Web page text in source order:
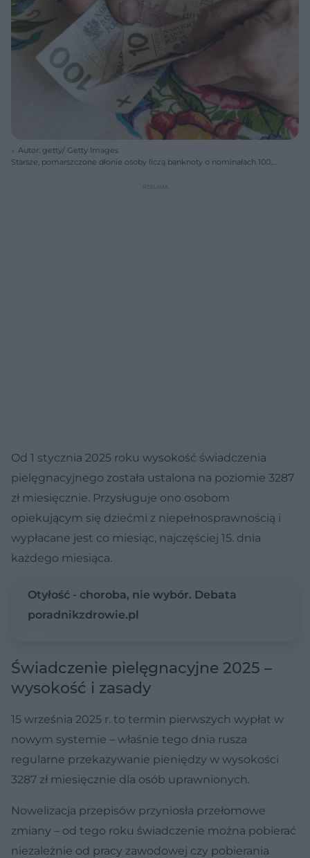
Autor: getty/ Getty Images
Starsze, pomarszczone dłonie osoby liczą banknoty o nominałach 100,
motywem. Scena symbolizuje finanse osobiste i potrzebę pożyczek, o
Od 1 stycznia 2025 roku wysokość świadczenia
pielęgnacyjnego została ustalona na poziomie 3287
zł miesięcznie. Przysługuje ono osobom
opiekującym się dziećmi z niepełnosprawnością i
wypłacane jest co miesiąc, najczęściej 15. dnia
każdego miesiąca.
Otyłość - choroba, nie wybór. Debata
poradnikzdrowie.pl
Świadczenie pielęgnacyjne 2025 –
wysokość i zasady
15 września 2025 r. to termin pierwszych wypłat w
nowym systemie – właśnie tego dnia rusza
regularne przekazywanie pieniędzy w wysokości
3287 zł miesięcznie dla osób uprawnionych.
Nowelizacja przepisów przyniosła przełomowe
zmiany – od tego roku świadczenie można pobierać
niezależnie od pracy zawodowej czy pobierania